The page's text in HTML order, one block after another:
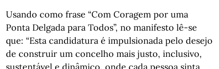
Usando como frase “Com Coragem por uma
Ponta Delgada para Todos”, no manifesto lê-se
que: “Esta candidatura é impulsionada pelo desejo
de construir um concelho mais justo, inclusivo,